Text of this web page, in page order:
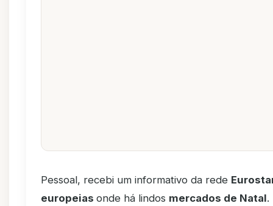
Pessoal, recebi um informativo da rede
europeias onde há lindos mercados de Natal.